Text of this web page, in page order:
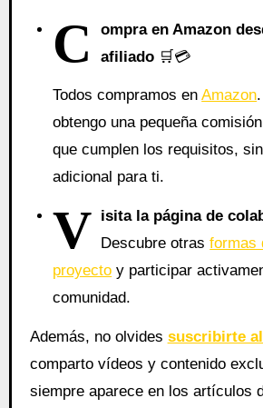
C
ompra en Amazon
afiliado 🛒💳
Todos compramos enAmazon
obtengo una pequeña
que cumplen los requisitos,
adicional para ti.
V isita la página de
Descubre otrasformas
proyecto y participar
comunidad.
Además, no olvides suscribirte
comparto vídeos y contenido
siempre aparece en los artículos